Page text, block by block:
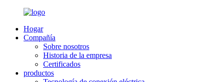
Hogar
Compañía
Sobre nosotros
Historia de la empresa
Certificados
productos